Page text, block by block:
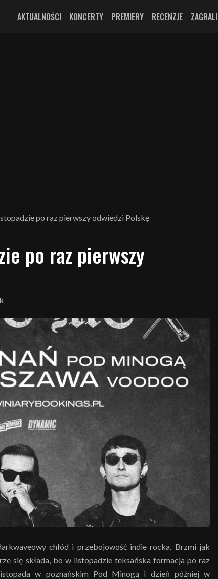
AKTUALNOŚCI KONCERTY PREMIERY RECENZJE ZAGRALI
po raz pierwszy odwiedzi Polskę
po raz pierwszy
chłód i przebojowość indie rocka. Brzmi jak
się składa, bo w listopadzie teksańska formacja po raz
w poznańskim Pod Minogą i dzień później w